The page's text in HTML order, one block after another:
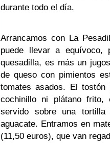
durante todo el día.
Arrancamos con La
puede llevar a
quesadilla, es más un
de queso con pimientos
tomates asados. El
cochinillo ni plátano
servido sobre una
aguacate. Entramos en
(11,50 euros), que van